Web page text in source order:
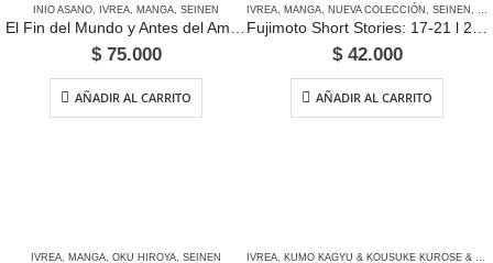
INIO ASANO, IVREA, MANGA, SEINEN
El Fin del Mundo y Antes del Amanecer – Edición Ivrea Argentina
$75.000
AÑADIR AL CARRITO
IVREA, MANGA, NUEVA COLECCIÓN , SEINEN ,
Fujimoto Short Stories: 17-21 l 22-26 – Edición Ivrea Argentina
$42.000
AÑADIR AL CARRITO
IVREA MANGA OKU HIROYA SEINEN IVREA KUMO KAGYU & KOUSUKE KUROSE & NOBORU KANNATSUKI